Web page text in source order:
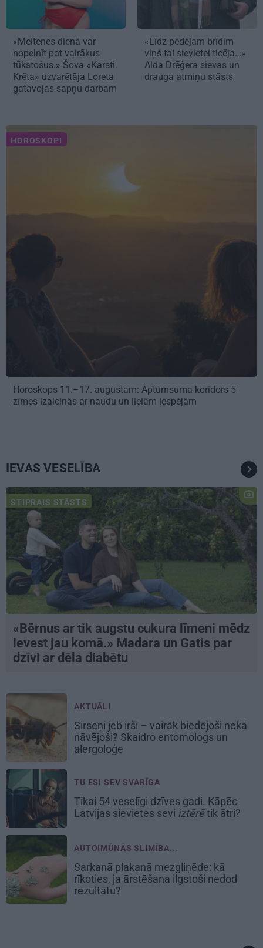
«Meitenes dienā var
nopelnīt pat vairākus
tūkstošus.» Šova «Karsti.
Krēta» uzvarētāja Loreta
gatavojas sapņu darbam
«Līdz pēdējam brīdim
viņš tai sievietei ticēja…»
Alda Drēģera sievas un
drauga atmiņu stāsts
HOROSKOPI
Horoskops 11.–17. augustam: Aptumsuma koridors 5
zīmes izaicinās ar naudu un lielām iespējām
IEVAS VESELĪBA
STIPRAIS STĀSTS
«Bērnus ar tik augstu cukura līmeni mēdz
ievest jau komā.» Madara un Gatis par
dzīvi ar dēla diabētu
AKTUĀLI
Sirseņi jeb irši – vairāk biedējoši nekā
nāvējoši? Skaidro entomologs un
alergoloģe
TU ESI SEV SVARĪGA
Tikai 54 veselīgi dzīves gadi. Kāpēc
Latvijas sievietes sevi iztērētik ātri?
AUTOIMŪNĀS SLIMĪBA...
Sarkanā plakanā mezgliņēde: kā
rīkoties, ja ārstēšana ilgstoši nedod
rezultātu?